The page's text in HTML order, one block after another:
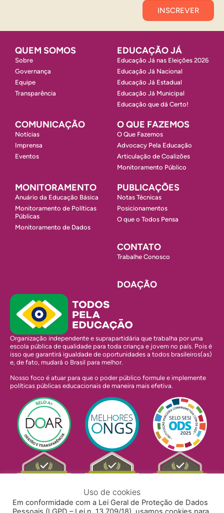
QUEM SOMOS
Sobre
Governança
Equipe
Transparência
EDUCAÇÃO JÁ
Educação Já nas Eleições 2026
Educação Já Nacional
Educação Já Estadual
Educação Já Municipal
Educação que dá Certo!
COMUNICAÇÃO
Notícias
Imprensa
Eventos
O QUE FAZEMOS
O Que Fazemos
Advocacy Pela Educação
Articulação de Coalizões
Monitoramento Público
MONITORAMENTO
Anuário da Educação Básica
Monitoramento de Políticas
Públicas
Monitoramento de Dados
PUBLICAÇÕES
Notas Técnicas
Posicionamentos
O que o Todos Pensa
CONTATO
Trabalhe Conosco
DOAÇÃO
Organização independente e suprapartidária que trabalha por uma
escola pública de qualidade para toda criança e jovem no país. Pois é
isso que garantirá igualdade de oportunidades a todos brasileiros(as)
e, de fato, mudará o Brasil para melhor.
Nosso foco é atuar para que o poder público formule e implemente
políticas públicas educacionais de maneira mais efetiva.
Uso de cookies
Em conformidade com a Lei Geral de Proteção de Dados